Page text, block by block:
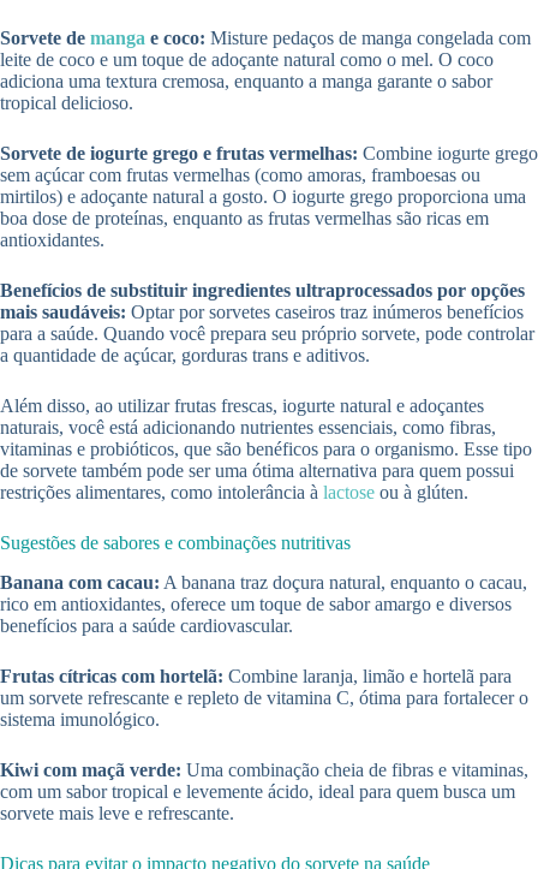
Sorvete de manga e coco: Misture pedaços de manga congelada com
leite de coco e um toque de adoçante natural como o mel. O coco
adiciona uma textura cremosa, enquanto a manga garante o sabor
tropical delicioso.
Sorvete de iogurte grego e frutas vermelhas: Combine iogurte grego
sem açúcar com frutas vermelhas (como amoras, framboesas ou
mirtilos) e adoçante natural a gosto. O iogurte grego proporciona uma
boa dose de proteínas, enquanto as frutas vermelhas são ricas em
antioxidantes.
Benefícios de substituir ingredientes ultraprocessados por opções
mais saudáveis: Optar por sorvetes caseiros traz inúmeros benefícios
para a saúde. Quando você prepara seu próprio sorvete, pode controlar
a quantidade de açúcar, gorduras trans e aditivos.
Além disso, ao utilizar frutas frescas, iogurte natural e adoçantes
naturais, você está adicionando nutrientes essenciais, como fibras,
vitaminas e probióticos, que são benéficos para o organismo. Esse tipo
de sorvete também pode ser uma ótima alternativa para quem possui
restrições alimentares, como intolerância à lactose ou à glúten.
Sugestões de sabores e combinações nutritivas
Banana com cacau: A banana traz doçura natural, enquanto o cacau,
rico em antioxidantes, oferece um toque de sabor amargo e diversos
benefícios para a saúde cardiovascular.
Frutas cítricas com hortelã: Combine laranja, limão e hortelã para
um sorvete refrescante e repleto de vitamina C, ótima para fortalecer o
sistema imunológico.
Kiwi com maçã verde: Uma combinação cheia de fibras e vitaminas,
com um sabor tropical e levemente ácido, ideal para quem busca um
sorvete mais leve e refrescante.
Dicas para evitar o impacto negativo do sorvete na saúde